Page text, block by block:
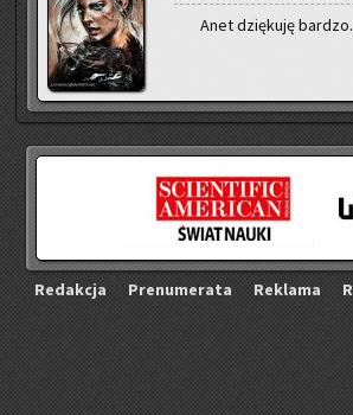
Anet dzię­ku­ję bar­dzo.
Re­dak­cja Pre­nu­me­ra­ta Re­kla­ma